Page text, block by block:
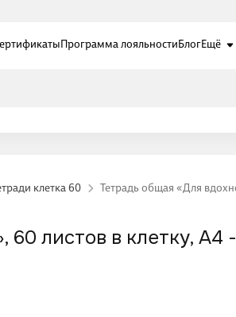
Программа лояльностиБлогЕщё
клетка 60 Тетрадь общая «Для
60 листов в клетку, А4